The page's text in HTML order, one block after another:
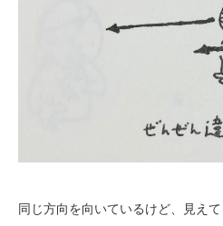
同じ方向を向いているけど、見え